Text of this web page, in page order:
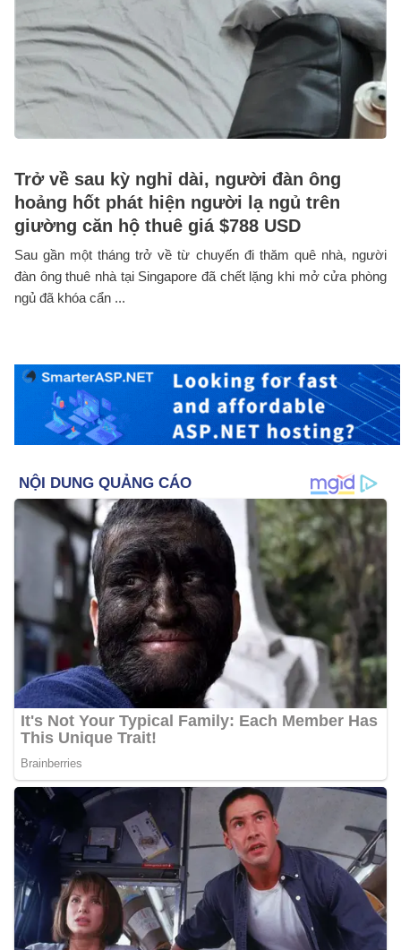
Trở về sau kỳ nghỉ dài, người đàn ông
hoảng hốt phát hiện người lạ ngủ trên
giường căn hộ thuê giá $788 USD
Sau gần một tháng trở về từ chuyến đi thăm quê nhà, người
đàn ông thuê nhà tại Singapore đã chết lặng khi mở cửa phòng
ngủ đã khóa cẩn ...